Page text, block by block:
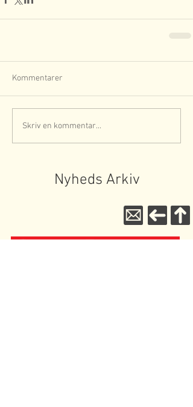
Kommentarer
Skriv en kommentar...
Nyheds Arkiv